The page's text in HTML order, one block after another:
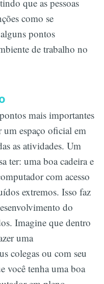
que as pessoas
como se
pontos
de trabalho no
mais importantes
um espaço oficial em
as atividades. Um
ter: uma boa cadeira e
com acesso
extremos. Isso faz
do
Imagine que dentro
uma
colegas ou com seu
você tenha uma boa